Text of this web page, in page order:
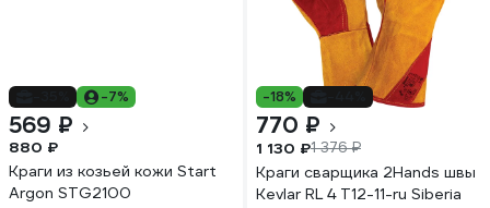
-7%
569 ₽
880 ₽
Краги из козьей кожи Start
Argon STG2100
-18%
770 ₽
1 130 ₽1 376 ₽
Краги сварщика 2Hands швы
Kevlar RL 4 Т12-11-ru Siberia